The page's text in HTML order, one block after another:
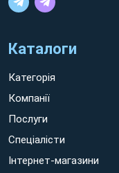
Каталоги
Категорія
Компанії
Послуги
Спеціалісти
Інтернет-магазини